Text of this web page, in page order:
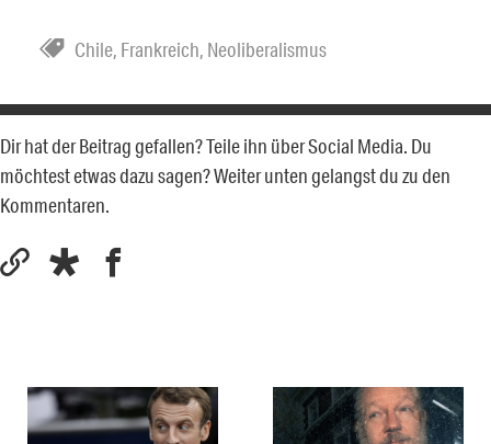
Chile, Frankreich, Neoliberalismus
Dir hat der Beitrag gefallen? Teile ihn über Social Media. Du
möchtest etwas dazu sagen? Weiter unten gelangst du zu den
Kommentaren.